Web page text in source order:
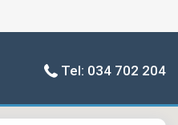
Tel: 034 702 204